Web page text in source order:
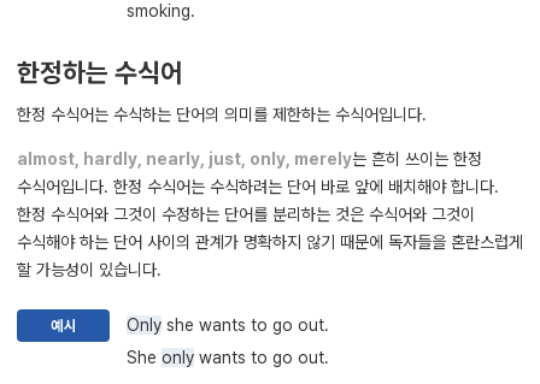
smoking.
한정하는 수식어
한정 수식어는 수식하는 단어의 의미를 제한하는 수식어입니다.
almost, hardly, nearly, just, only, merely는 흔히 쓰이는 한정
수식어입니다. 한정 수식어는 수식하려는 단어 바로 앞에 배치해야 합니다.
한정 수식어와 그것이 수정하는 단어를 분리하는 것은 수식어와 그것이
수식해야 하는 단어 사이의 관계가 명확하지 않기 때문에 독자들을 혼란스럽게
할 가능성이 있습니다.
예시 Only she wants to go out.
She only wants to go out.